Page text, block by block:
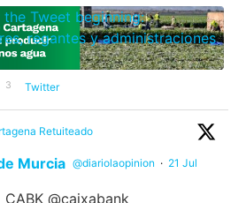
3 Twitter
Retuiteado
Murcia @diariolaopinion · 21 Jul
@caixabank